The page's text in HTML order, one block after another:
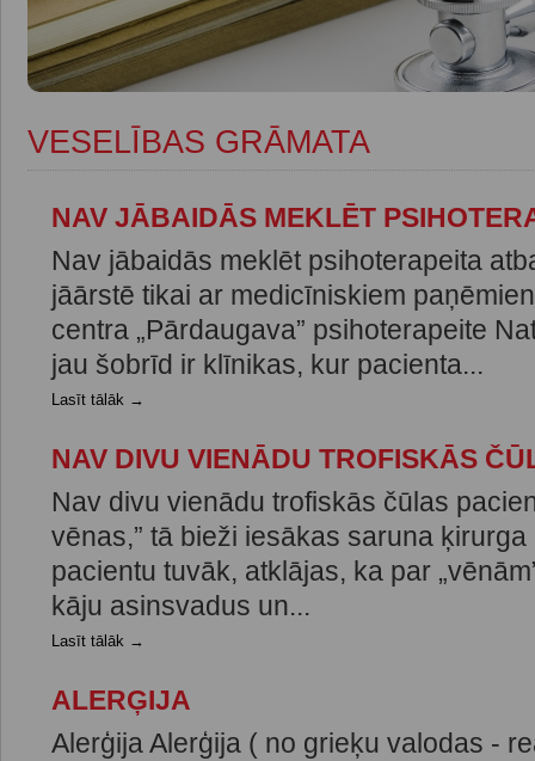
VESELĪBAS GRĀMATA
NAV JĀBAIDĀS MEKLĒT
Nav jābaidās meklēt psihoterapeita
jāārstē tikai ar medicīniskiem
centra „Pārdaugava” psihoterapeite
jau šobrīd ir klīnikas, kur pacienta...
Lasīt tālāk →
NAV DIVU VIENĀDU TROFISKĀS
Nav divu vienādu trofiskās čūlas
vēnas,” tā bieži iesākas saruna
pacientu tuvāk, atklājas, ka par
kāju asinsvadus un...
Lasīt tālāk →
ALERĢIJA
Alerģija Alerģija ( no grieķu valodas -